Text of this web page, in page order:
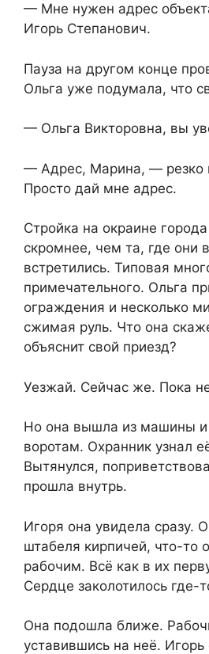
— Мне нужен адрес
Игорь Степанович.
Пауза на другом конце
Ольга уже подумала, что
— Ольга Викторовна, вы
— Адрес, Марина, — резко
Просто дай мне адрес.
Стройка на окраине
скромнее, чем та, где они
встретились. Типовая
примечательного. Ольга
ограждения и несколько
сжимая руль. Что она
объяснит свой приезд?
Уезжай. Сейчас же. Пока
Но она вышла из машины и
воротам. Охранник узнал
Вытянулся,
прошла внутрь.
Игоря она увидела сразу.
штабеля кирпичей, что-то
рабочим. Всё как в их
Сердце заколотилось где-
Она подошла ближе.
уставившись на неё.